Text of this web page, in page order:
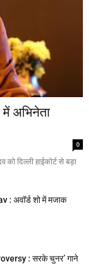
अभिनेता
0
दिल्ली हाईकोर्ट से बड़ा
अवॉर्ड शो में मजाक
: सरके चुनर’ गाने